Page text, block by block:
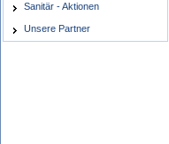
Sanitär - Aktionen
Unsere Partner